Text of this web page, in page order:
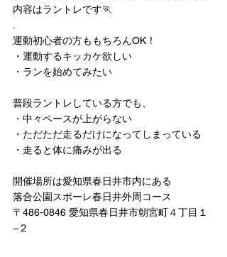
内容はラントレです🏃
運動初心者の方ももちろんOK！
・運動するキッカケ欲しい
・ランを始めてみたい
普段ラントレしている方でも、
・中々ペースが上がらない
・ただただ走るだけになってしまっている
・走ると体に痛みが出る
開催場所は愛知県春日井市内にある
落合公園スポーレ春日井外周コース
〒486-0846 愛知県春日井市朝宮町４丁目１
−２